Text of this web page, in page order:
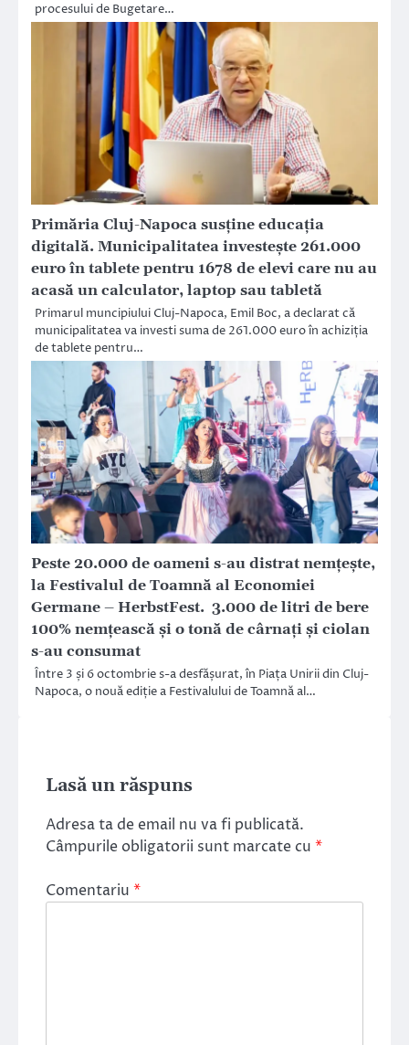
procesului de Bugetare…
Primăria Cluj-Napoca susține educația
digitală. Municipalitatea investește 261.000
euro în tablete pentru 1678 de elevi care nu au
acasă un calculator, laptop sau tabletă
Primarul muncipiului Cluj-Napoca, Emil Boc, a declarat că
municipalitatea va investi suma de 261.000 euro în achiziția
de tablete pentru…
Peste 20.000 de oameni s-au distrat nemțește,
la Festivalul de Toamnă al Economiei
Germane – HerbstFest. 3.000 de litri de bere
100% nemțească și o tonă de cârnați și ciolan
s-au consumat
Între 3 și 6 octombrie s-a desfășurat, în Piața Unirii din Cluj-
Napoca, o nouă ediție a Festivalului de Toamnă al…
Lasă un răspuns
Adresa ta de email nu va fi publicată.
Câmpurile obligatorii sunt marcate cu *
Comentariu *